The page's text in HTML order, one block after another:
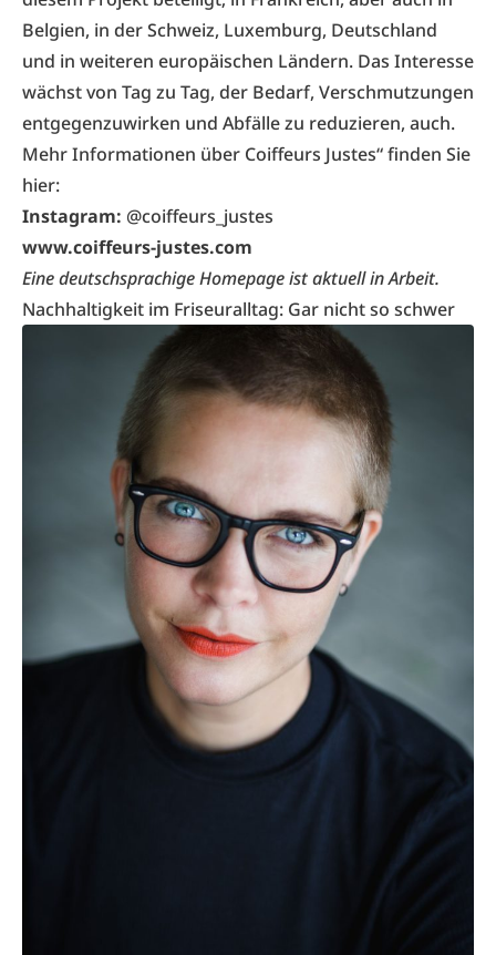
Belgien, in der Schweiz, Luxemburg, Deutschland
und in weiteren europäischen Ländern. Das Interesse
wächst von Tag zu Tag, der Bedarf, Verschmutzungen
entgegenzuwirken und Abfälle zu reduzieren, auch.
Mehr Informationen über Coiffeurs Justes“ finden Sie
hier:
Instagram: @coiffeurs_justes
www.coiffeurs-justes.com
Eine deutschsprachige Homepage ist aktuell in Arbeit.
Nachhaltigkeit im Friseuralltag: Gar nicht so schwer